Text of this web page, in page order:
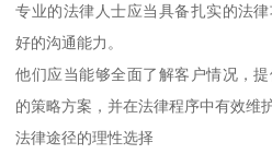
专业的法律人士应当具备扎实的法
好的沟通能力。
他们应当能够全面了解客户情况，
的策略方案，并在法律程序中有效维
法律途径的理性选择